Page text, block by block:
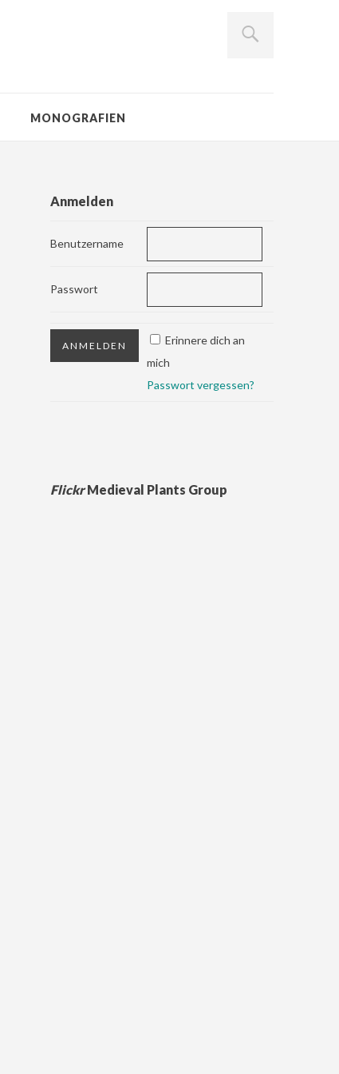
MONOGRAFIEN
Anmelden
Benutzername
Passwort
Erinnere dich an
mich
Passwort vergessen?
FlickrMedieval Plants Group